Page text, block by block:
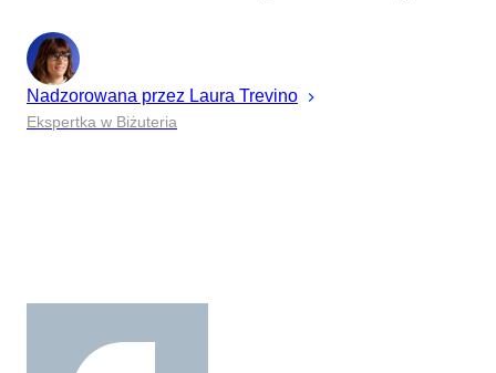
Nadzorowana przez Laura Trevino
Ekspertka w Biżuteria